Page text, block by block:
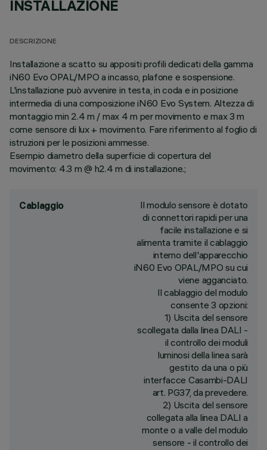
INSTALLAZIONE
DESCRIZIONE
Installazione a scatto su appositi profili dedicati della gamma
iN60 Evo OPAL/MPO a incasso, plafone e sospensione.
L'installazione può avvenire in testa, in coda e in posizione
intermedia di una composizione iN60 Evo System. Altezza di
montaggio min 2.4 m / max 4 m per movimento e max 3 m
come sensore di lux + movimento. Fare riferimento al foglio di
istruzioni per le posizioni ammesse.
Esempio diametro della superficie di copertura del
movimento: 4.3 m @ h2.4 m di installazione.;
Cablaggio
Il modulo sensore è dotato
di connettori rapidi per una
facile installazione e si
alimenta tramite il cablaggio
interno dell'apparecchio
iN60 Evo OPAL/MPO su cui
viene agganciato.
Il cablaggio del modulo
consente 3 opzioni:
1) Uscita del sensore
scollegata dalla linea DALI -
il controllo dei moduli
luminosi della linea sarà
gestito da una o più
interfacce Casambi-DALI
art. PG37, da prevedere.
2) Uscita del sensore
collegata alla linea DALI a
monte o a valle del modulo
sensore - il controllo dei